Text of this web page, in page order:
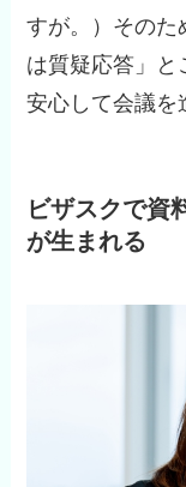
すが。）そのた
は質疑応答」と
安心して会議を
ビザスクで資
が生まれる